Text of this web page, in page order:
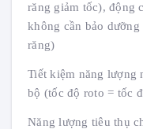
răng giảm tốc), động
không cần bảo
răng)
Tiết kiệm năng lượng
bộ (tốc độ roto = tốc
Năng lượng tiêu thụ